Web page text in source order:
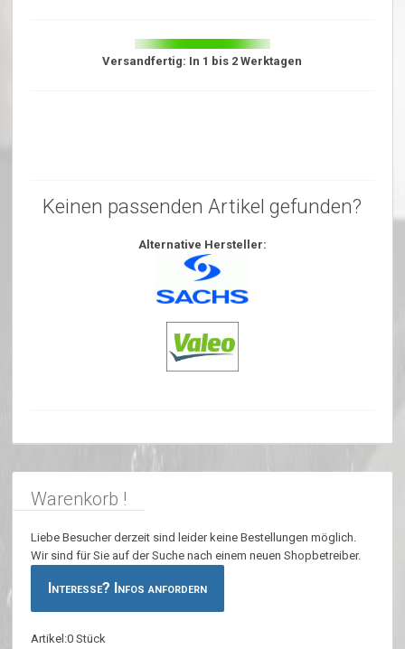
Versandfertig: In 1 bis 2 Werktagen
Keinen passenden Artikel gefunden?
Alternative Hersteller:
Warenkorb !
Liebe Besucher derzeit sind leider keine Bestellungen möglich.
Wir sind für Sie auf der Suche nach einem neuen Shopbetreiber.
Interesse? Infos anfordern
Artikel:0 Stück